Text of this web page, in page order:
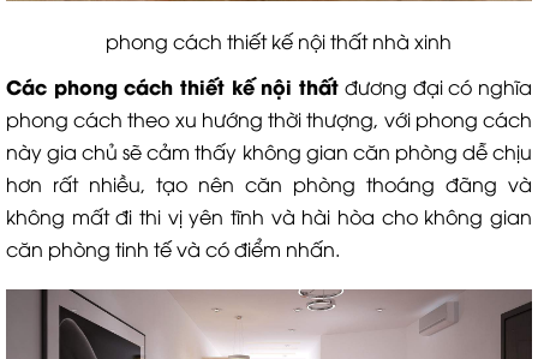
phong cách thiết kế nội thất nhà xinh
Các phong cách thiết kế nội thất đương đại có nghĩa
phong cách theo xu hướng thời thượng, với phong cách
này gia chủ sẽ cảm thấy không gian căn phòng dễ chịu
hơn rất nhiều, tạo nên căn phòng thoáng đãng và
không mất đi thi vị yên tĩnh và hài hòa cho không gian
căn phòng tinh tế và có điểm nhấn.